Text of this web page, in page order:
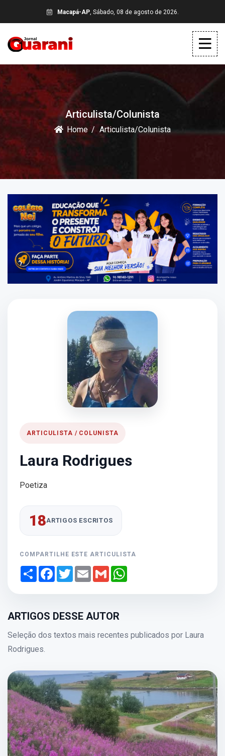
Macapá-AP, Sábado, 08 de agosto de 2026.
Articulista/Colunista
Home Articulista/Colunista
ARTICULISTA / COLUNISTA
Laura Rodrigues
Poetiza
18ARTIGOS ESCRITOS
COMPARTILHE ESTE ARTICULISTA
Share Facebook
TwitterEmail Gmail
ARTIGOS DESSE AUTOR
Seleção dos textos mais recentes publicados por Laura
Rodrigues.